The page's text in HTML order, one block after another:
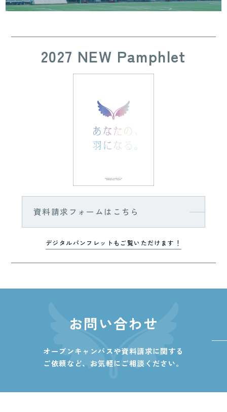
2027 NEW Pamphlet
資料請求フォームはこちら
デジタルパンフレットもご覧いただけます！
お問い合わせ
オープンキャンパスや資料請求に関する
ご依頼など、 お気軽にご相談ください。